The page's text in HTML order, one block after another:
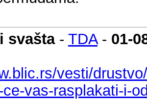
svašta- TDA- 01-
vesti/
vas-rasplakati-i-